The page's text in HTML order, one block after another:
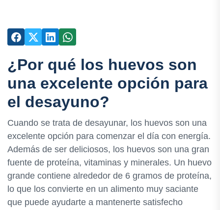
¿Por qué los huevos son
una excelente opción para
el desayuno?
Cuando se trata de desayunar, los huevos son una
excelente opción para comenzar el día con energía.
Además de ser deliciosos, los huevos son una gran
fuente de proteína, vitaminas y minerales. Un huevo
grande contiene alrededor de 6 gramos de proteína,
lo que los convierte en un alimento muy saciante
que puede ayudarte a mantenerte satisfecho